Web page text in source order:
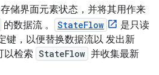
存储界面元素状态，并将其用作来
的数据流 。 StateFlow
是只读
键，以便替换数据流以 发出新
以检索 StateFlow 并收集最新